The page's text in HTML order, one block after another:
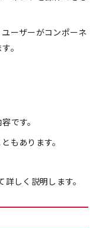
ーザーがコンポーネ
。
です。
もあります。
しく説明します。